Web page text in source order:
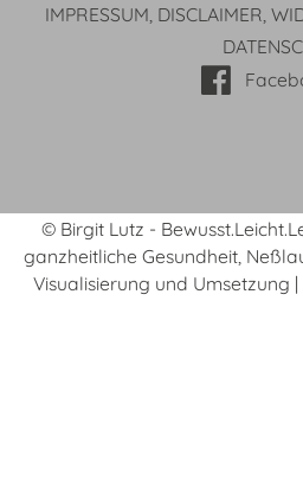
IMPRESSUM, DISCLAIMER,
© Birgit Lutz -
ganzheitliche Gesundheit,
Visualisierung und Umsetzung |